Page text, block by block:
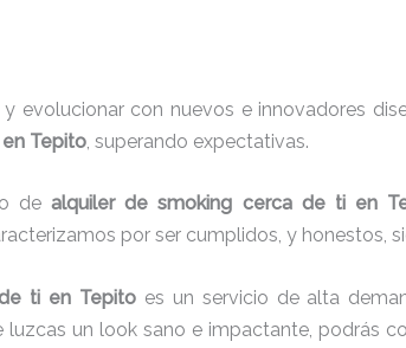
evolucionar con nuevos e innovadores
Tepito, superando expectativas.
de alquiler de smoking cerca de ti en
por ser cumplidos, y honestos,
ti en Tepito es un servicio de alta
luzcas un look sano e impactante, podrás